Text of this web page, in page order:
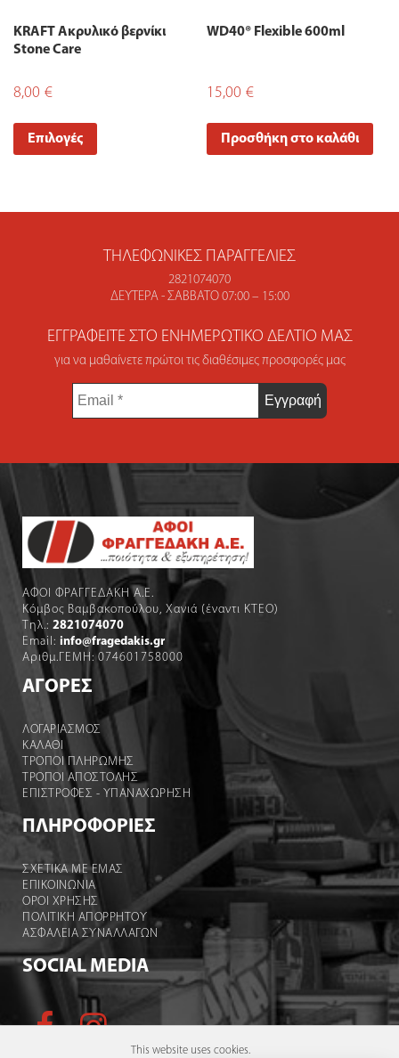
KRAFT Ακρυλικό βερνίκι
Stone Care
8,00 €
Επιλογές
WD40® Flexible 600ml
15,00 €
Προσθήκη στο καλάθι
ΤΗΛΕΦΩΝΙΚΈΣ ΠΑΡΑΓΓΕΛΊΕΣ
2821074070
ΔΕΥΤΈΡΑ - ΣΆΒΒΑΤΟ 07:00 – 15:00
ΕΓΓΡΑΦΕΊΤΕ ΣΤΟ ΕΝΗΜΕΡΩΤΙΚΌ ΔΕΛΤΊΟ ΜΑΣ
για να μαθαίνετε πρώτοι τις διαθέσιμες προσφορές μας
Email
ΑΦΟΙ ΦΡΑΓΓΕΔΑΚΗ Α.Ε.
Κόμβος Βαμβακοπούλου, Χανιά (έναντι ΚΤΕΟ)
Τηλ.: 2821074070
Email: info@fragedakis.gr
Αριθμ.ΓΕΜΗ: 074601758000
ΑΓΟΡΕΣ
ΛΟΓΑΡΙΑΣΜΌΣ
ΚΑΛΆΘΙ
ΤΡΟΠΟΙ ΠΛΗΡΩΜΗΣ
ΤΡΟΠΟΙ ΑΠΟΣΤΟΛΉΣ
ΕΠΙΣΤΡΟΦΕΣ - ΥΠΑΝΑΧΩΡΗΣΗ
ΠΛΗΡΟΦΟΡΙΕΣ
ΣΧΕΤΙΚΑ ΜΕ ΕΜΑΣ
ΕΠΙΚΟΙΝΩΝΙΑ
ΟΡΟΙ ΧΡΉΣΗΣ
ΠΟΛΙΤΙΚΗ ΑΠΟΡΡΗΤΟΥ
ΑΣΦΑΛΕΙΑ ΣΥΝΑΛΛΑΓΩΝ
SOCIAL MEDIA
This website uses cookies.